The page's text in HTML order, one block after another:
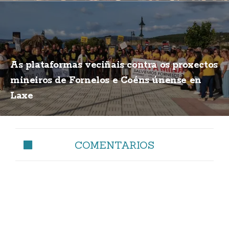
As plataformas veciñais contra os proxectos
mineiros de Fornelos e Coéns únense en
Laxe
COMENTARIOS